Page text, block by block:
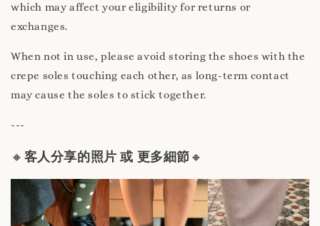
which may affect your eligibility for returns or
exchanges.
When not in use, please avoid storing the shoes with the
crepe soles touching each other, as long-term contact
may cause the soles to stick together.
---
🔸 客人分享的照片 或 更多細節 🔸